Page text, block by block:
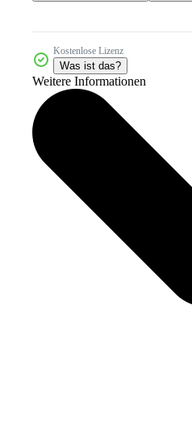
Kostenlose Lizenz
Was ist das?
Weitere Informationen